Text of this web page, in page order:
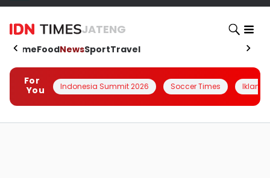
JATENG
HomeFoodNewsSportTravel
For
You
Indonesia Summit 2026 Soccer Times Iklanin